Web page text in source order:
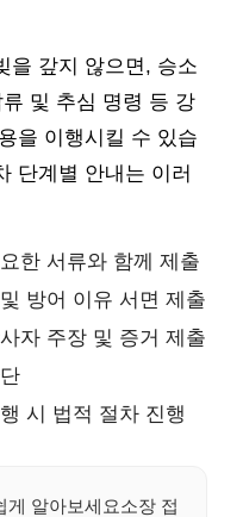
을 갚지 않으면, 승소
및 추심 명령 등 강
을 이행시킬 수 있습
단계별 안내는 이러
한 서류와 함께 제출
방어 이유 서면 제출
자 주장 및 증거 제출
시 법적 절차 진행
게 알아보세요소장 접